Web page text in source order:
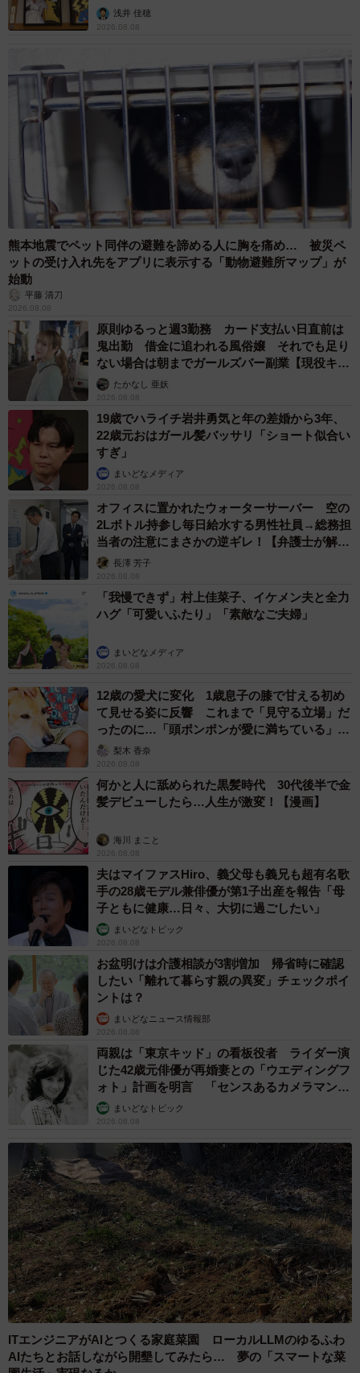
浅井 佳穂
2026.08.08
熊本地震でペット同伴の避難を諦める人に胸を痛め… 被災ペ
ットの受け入れ先をアプリに表示する「動物避難所マップ」が
始動
平藤 清刀
2026.08.08
原則ゆるっと週3勤務 カード支払い日直前は
鬼出勤 借金に追われる風俗嬢 それでも足り
ない場合は朝までガールズバー副業【現役キャ
ストに取材】
たかなし 亜妖
2026.08.08
19歳でハライチ岩井勇気と年の差婚から3年、
22歳元おはガール髪バッサリ「ショート似合い
すぎ」
まいどなメディア
2026.08.08
オフィスに置かれたウォーターサーバー 空の
2Lボトル持参し毎日給水する男性社員→総務担
当者の注意にまさかの逆ギレ！【弁護士が解
説】長澤 芳子
2026.08.08
「我慢できず」村上佳菜子、イケメン夫と全力
ハグ「可愛いふたり」「素敵なご夫婦」
まいどなメディア
2026.08.08
12歳の愛犬に変化 1歳息子の膝で甘える初め
て見せる姿に反響 これまで「見守る立場」だ
ったのに…「頭ポンポンが愛に満ちている」
「尊…」
梨木 香奈
2026.08.08
何かと人に舐められた黒髪時代 30代後半で金
髪デビューしたら…人生が激変！【漫画】
海川 まこと
2026.08.08
夫はマイファスHiro、義父母も義兄も超有名歌
手の28歳モデル兼俳優が第1子出産を報告「母
子ともに健康…日々、大切に過ごしたい」
まいどなトピック
2026.08.08
お盆明けは介護相談が3割増加 帰省時に確認
したい「離れて暮らす親の異変」チェックポイ
ントは？
まいどなニュース情報部
2026.08.08
両親は「東京キッド」の看板役者 ライダー演
じた42歳元俳優が再婚妻との「ウエディングフ
ォト」計画を明言 「センスあるカメラマン求
む」まいどなトピック
2026.08.08
ITエンジニアがAIとつくる家庭菜園 ローカルLLMのゆるふわ
AIたちとお話しながら開墾してみたら… 夢の「スマートな菜